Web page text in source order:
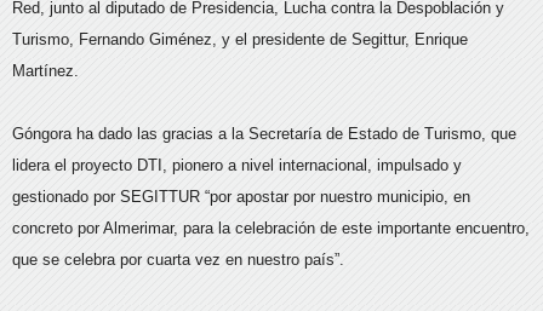
Red, junto al diputado de Presidencia, Lucha contra la Despoblación y
Turismo, Fernando Giménez, y el presidente de Segittur, Enrique
Martínez.
Góngora ha dado las gracias a la Secretaría de Estado de Turismo, que
lidera el proyecto DTI, pionero a nivel internacional, impulsado y
gestionado por SEGITTUR “por apostar por nuestro municipio, en
concreto por Almerimar, para la celebración de este importante encuentro,
que se celebra por cuarta vez en nuestro país”.